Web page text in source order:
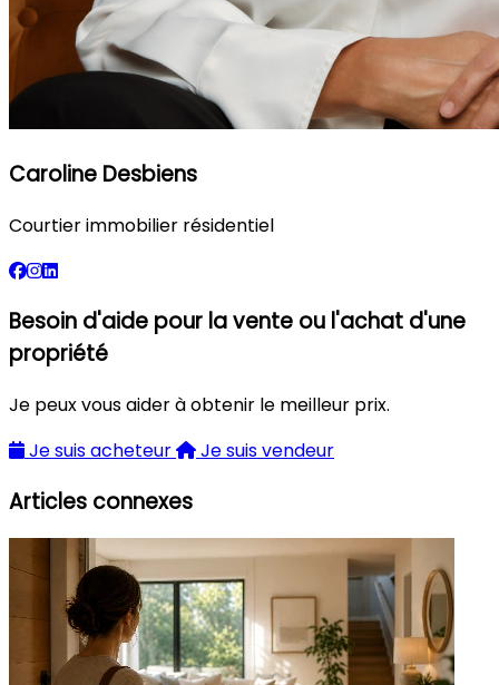
Caroline Desbiens
Courtier immobilier résidentiel
Besoin d'aide pour la vente ou l'achat d'une
propriété
Je peux vous aider à obtenir le meilleur prix.
Je suis acheteur
Je suis vendeur
Articles connexes